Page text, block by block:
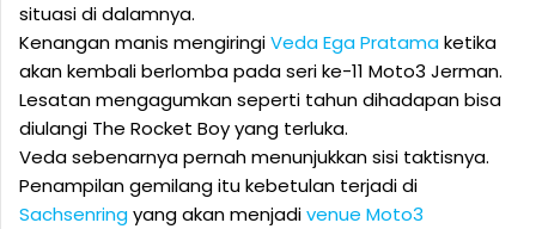
situasi di dalamnya.
Kenangan manis mengiringiVeda Ega Pratamaketika
akan kembali berlomba pada seri ke-11 Moto3 Jerman.
Lesatan mengagumkan seperti tahun dihadapan bisa
diulangi The Rocket Boy yang terluka.
Veda sebenarnya pernah menunjukkan sisi taktisnya.
Penampilan gemilang itu kebetulan terjadi di
Sachsenringyang akan menjadivenue Moto3